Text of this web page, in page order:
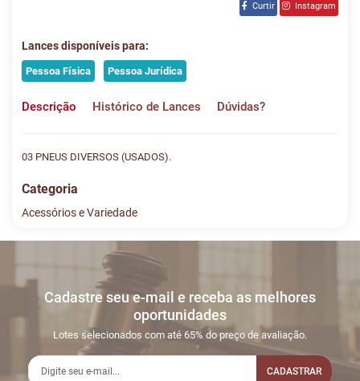
Curtir Instagram
Lances disponíveis para:
Pessoa Física Pessoa Jurídica
Descrição Histórico de Lances Dúvidas?
03 PNEUS DIVERSOS (USADOS).
Categoria
Acessórios e Variedade
DATA/HORA
24/01
INICIO DO
LEILÃO
Disputas
iniciadas
24/01
16:52:29
LEILÃO
ENCERRADO
Fim das
conosco pelo whatsapp:
Sua dúvida
Cadastre seu e-mail e receba as melhores
oportunidades
Lotes selecionados com até 65% do preço de avaliação.
CADASTRAR